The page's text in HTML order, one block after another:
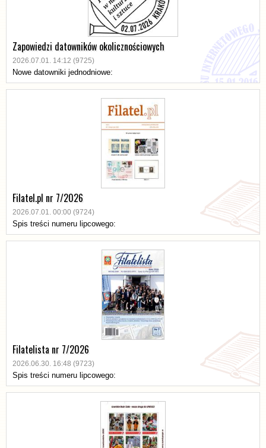
Zapowiedzi datowników okolicznościowych
2026.07.01. 14:12 (9725)
Nowe datowniki jednodniowe:
Filatel.pl nr 7/2026
2026.07.01. 00:00 (9724)
Spis treści numeru lipcowego:
Filatelista nr 7/2026
2026.06.30. 16:48 (9723)
Spis treści numeru lipcowego: